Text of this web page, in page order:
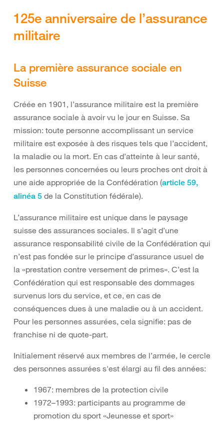
125e anniversaire de l’assurance
militaire
La première assurance sociale en
Suisse
Créée en 1901, l’assurance militaire est la première
assurance sociale à avoir vu le jour en Suisse. Sa
mission: toute personne accomplissant un service
militaire est exposée à des risques tels que l’accident,
la maladie ou la mort. En cas d’atteinte à leur santé,
les personnes concernées ou leurs proches ont droit à
une aide appropriée de la Confédération (article 59,
alinéa 5 de la Constitution fédérale).
L’assurance militaire est unique dans le paysage
suisse des assurances sociales. Il s’agit d’une
assurance responsabilité civile de la Confédération qui
n’est pas fondée sur le principe d’assurance usuel de
la «prestation contre versement de primes». C’est la
Confédération qui est responsable des dommages
survenus lors du service, et ce, en cas de
conséquences dues à une maladie ou à un accident.
Pour les personnes assurées, cela signifie: pas de
franchise ni de quote-part.
Initialement réservé aux membres de l’armée, le cercle
des personnes assurées s'est élargi au fil des années:
1967: membres de la protection civile
1972–1993: participants au programme de
promotion du sport «Jeunesse et sport»